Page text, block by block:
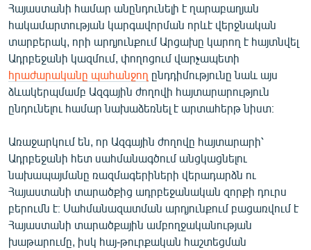
ՏԵՍԱՆՅՈՒԹԵՐ
ԲԱՆԱՎԵՃ
ՁԳՏԵԼՈՎ ԼԱՎԱԳՈՒՅՆԻՆ
ՓՈԴՔԱՍԹ
English
Русский
ՀԵՏԵՎԵՔ ՄԵԶ
Հայաստանի համար անընդունելի է ղարաբաղյան
հակամարտության կարգավորման որևէ վերջնական
տարբերակ, որի արդյունքում Արցախը կարող է հայտնվել
Ադրբեջանի կազմում, փողոցում վարչապետի
հրաժարականը պահանջող ընդդիմությունը նաև այս
ձևակերպմամբ Ազգային ժողովի հայտարարություն
ընդունելու համար նախաձեռնել է արտահերթ նիստ։
Առաջարկում են, որ Ազգային ժողովը հայտարարի՝
Ադրբեջանի հետ սահմանագծում անցկացնելու
նախապայմանը ռազմագերիների վերադարձն ու
Հայաստանի տարածքից ադրբեջանական զորքի դուրս
բերումն է։ Սահմանազատման արդյունքում բացառվում է
Հայաստանի տարածքային ամբողջականության
խաթարումը, իսկ հայ-թուրքական հաշտեցման